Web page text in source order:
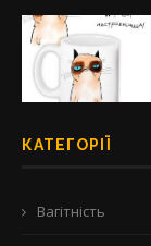
КАТЕГОРІЇ
Вагітність